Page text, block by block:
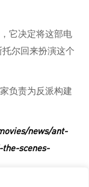
它决定将这部电
尔回来扮演这个
负责为反派构建
news/ant-
scenes-